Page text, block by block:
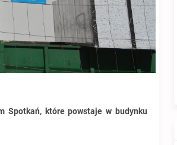
Spotkań, które powstaje w budynku